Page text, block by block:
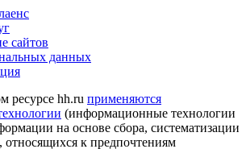
сайтов
данных
ресурсе hh.ru применяются
(информационные технологии
на основе сбора, систематизации
относящихся к предпочтениям